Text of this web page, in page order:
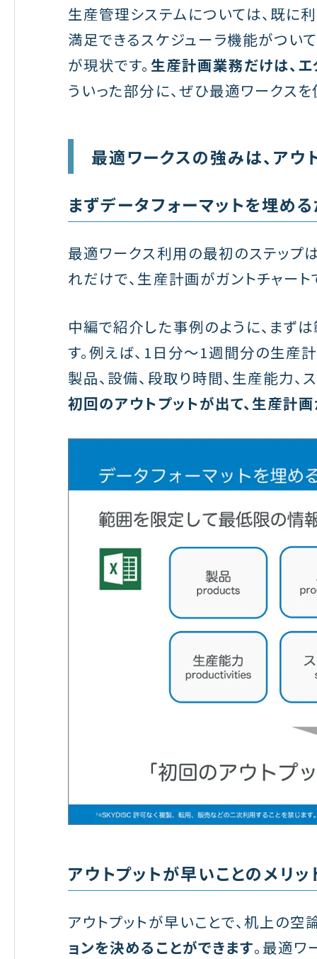
生産管理システムについては、既に
満足できるスケジューラ機能がつい
が現状です。 生産計画業務だけは、
ういった部分に、ぜひ最適ワークスを
最適ワークスの強みは、アウ
まずデータフォーマットを埋め
最適ワークス利用の最初のステップ
れだけで、生産計画がガントチャート
中編で紹介した事例のように、まず
す。例えば、1日分〜1週間分の生産
製品、設備、段取り時間、生産能力、
初回のアウトプットが出て、生産計
アウトプットが早いことのメリッ
アウトプットが早いことで、机上の空
ョンを決めることができます。最適ワ